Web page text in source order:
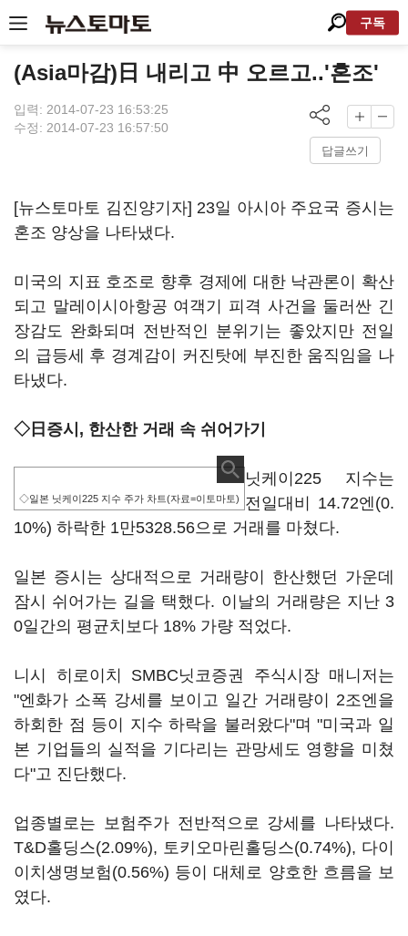
구독
(Asia마감)日 내리고 中 오르고..'혼조'
입력: 2014-07-23 16:53:25
수정: 2014-07-23 16:57:50
답글쓰기
[뉴스토마토 김진양기자] 23일 아시아 주요국 증시는
혼조 양상을 나타냈다.
미국의 지표 호조로 향후 경제에 대한 낙관론이 확산
되고 말레이시아항공 여객기 피격 사건을 둘러싼 긴
장감도 완화되며 전반적인 분위기는 좋았지만 전일
의 급등세 후 경계감이 커진탓에 부진한 움직임을 나
타냈다.
◇日증시, 한산한 거래 속 쉬어가기
◇일본 닛케이225 지수 주가 차트(자료=이토마토)
닛케이225 지수는
전일대비 14.72엔(0.
10%) 하락한 1만5328.56으로 거래를 마쳤다.
일본 증시는 상대적으로 거래량이 한산했던 가운데
잠시 쉬어가는 길을 택했다. 이날의 거래량은 지난 3
0일간의 평균치보다 18% 가량 적었다.
니시 히로이치 SMBC닛코증권 주식시장 매니저는
"엔화가 소폭 강세를 보이고 일간 거래량이 2조엔을
하회한 점 등이 지수 하락을 불러왔다"며 "미국과 일
본 기업들의 실적을 기다리는 관망세도 영향을 미쳤
다"고 진단했다.
업종별로는 보험주가 전반적으로 강세를 나타냈다.
T&D홀딩스(2.09%), 토키오마린홀딩스(0.74%), 다이
이치생명보험(0.56%) 등이 대체로 양호한 흐름을 보
였다.